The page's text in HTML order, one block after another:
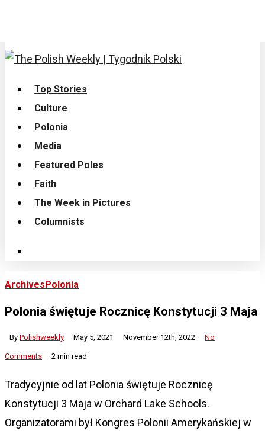
search
Menu
Top Stories
Culture
Polonia
Media
Featured Poles
Faith
The Week in Pictures
Columnists
ArchivesPolonia
Polonia świętuje Rocznicę Konstytucji 3 Maja
By Polishweekly May 5, 2021 November 12th, 2022 No
Comments 2 min read
Tradycyjnie od lat Polonia świętuje Rocznicę
Konstytucji 3 Maja w Orchard Lake Schools.
Organizatorami był Kongres Polonii Amerykańskiej w